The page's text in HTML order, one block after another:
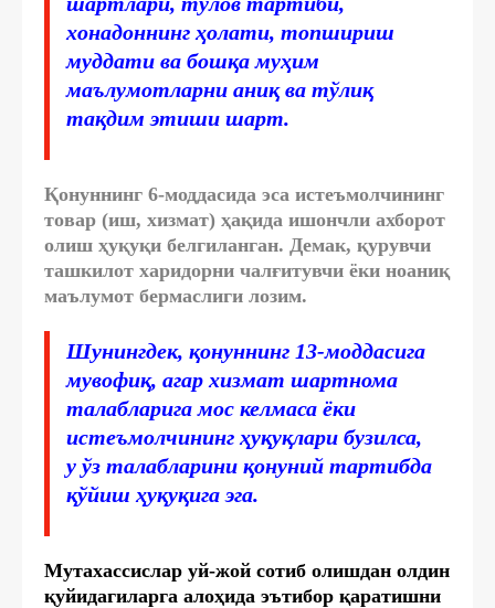
хонадоннинг ҳолати, топшириш
муддати ва бошқа муҳим
маълумотларни аниқ ва тўлиқ
тақдим этиши шарт.
Қонуннинг 6-моддасида эса истеъмолчининг
товар (иш, хизмат) ҳақида ишончли ахборот
олиш ҳуқуқи белгиланган. Демак, қурувчи
ташкилот харидорни чалғитувчи ёки ноаниқ
маълумот бермаслиги лозим.
Шунингдек, қонуннинг 13-моддасига
мувофиқ, агар хизмат шартнома
талабларига мос келмаса ёки
истеъмолчининг ҳуқуқлари бузилса,
у ўз талабларини қонуний тартибда
қўйиш ҳуқуқига эга.
Мутахассислар уй-жой сотиб олишдан олдин
қуйидагиларга алоҳида эътибор қаратишни